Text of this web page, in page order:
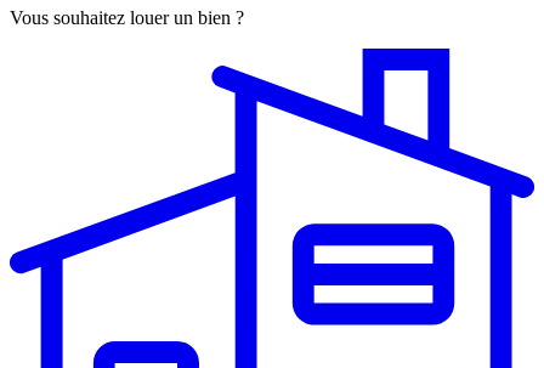
Vous souhaitez louer un bien ?